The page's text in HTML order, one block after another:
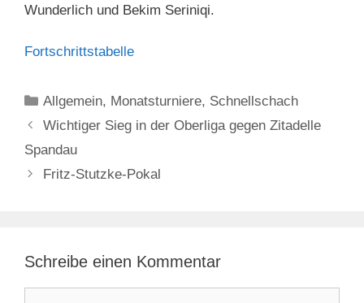
Wunderlich und Bekim Seriniqi.
Fortschrittstabelle
Kategorien
Allgemein, Monatsturniere, Schnellschach
Wichtiger Sieg in der Oberliga gegen Zitadelle
Spandau
Fritz-Stutzke-Pokal
Schreibe einen Kommentar